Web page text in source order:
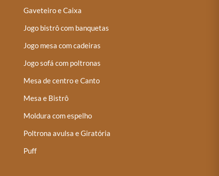
Gaveteiro e Caixa
Jogo bistrô com banquetas
Jogo mesa com cadeiras
Jogo sofá com poltronas
Mesa de centro e Canto
Mesa e Bistrô
Moldura com espelho
Poltrona avulsa e Giratória
Puff